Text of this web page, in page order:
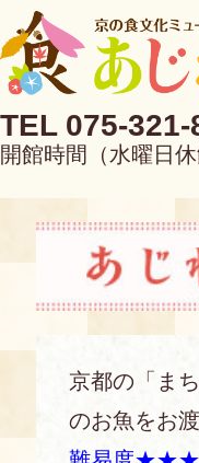
TEL 075-321-
開館時間（水曜日
京都の「ま
のお魚をお